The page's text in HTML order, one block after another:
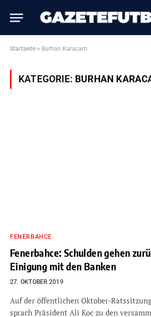
Startseite » Burhan Karacam
KATEGORIE: BURHAN
FENERBAHCE
Fenerbahce: Schulden gehen
Einigung mit den Banken
27. OKTOBER 2019
Auf der öffentlichen Oktober-
sprach Präsident Ali Koc zu den